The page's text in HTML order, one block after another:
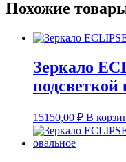
Похожие
Зеркало
подсветкой
15150,00 ₽ В